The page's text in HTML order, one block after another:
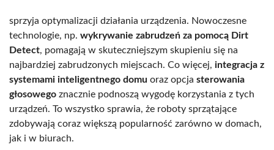
sprzyja optymalizacji działania urządzenia. Nowoczesne
technologie, np. wykrywanie zabrudzeń za pomocą Dirt
Detect, pomagają w skuteczniejszym skupieniu się na
najbardziej zabrudzonych miejscach. Co więcej, integracja z
systemami inteligentnego domu oraz opcja sterowania
głosowego znacznie podnoszą wygodę korzystania z tych
urządzeń. To wszystko sprawia, że roboty sprzątające
zdobywają coraz większą popularność zarówno w domach,
jak i w biurach.